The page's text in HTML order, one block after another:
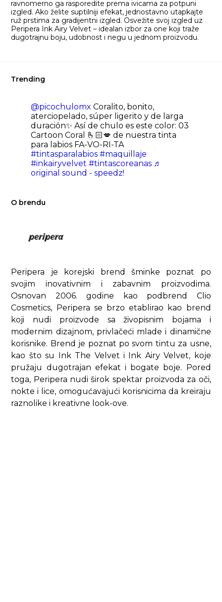
ravnomerno ga rasporedite prema ivicama za potpuni
izgled. Ako želite suptilniji efekat, jednostavno utapkajte
ruž prstima za gradijentni izgled. Osvežite svoj izgled uz
Peripera Ink Airy Velvet – idealan izbor za one koji traže
dugotrajnu boju, udobnost i negu u jednom proizvodu.
Trending
@picochulomx Coralito, bonito,
aterciopelado, súper ligerito y de larga
duración✨ Así de chulo es este color: 03
Cartoon Coral 🫰🏻💋 de nuestra tinta
para labios FA-VO-RI-TA
#tintasparalabios #maquillaje
#inkairyvelvet #tintascoreanas ♬
original sound - speedz!
O brendu
Peripera je korejski brend šminke poznat po
svojim inovativnim i zabavnim proizvodima.
Osnovan 2006. godine kao podbrend Clio
Cosmetics, Peripera se brzo etablirao kao brend
koji nudi proizvode sa živopisnim bojama i
modernim dizajnom, privlačeći mlade i dinamične
korisnike. Brend je poznat po svom tintu za usne,
kao što su Ink The Velvet i Ink Airy Velvet, koje
pružaju dugotrajan efekat i bogate boje. Pored
toga, Peripera nudi širok spektar proizvoda za oči,
nokte i lice, omogućavajući korisnicima da kreiraju
raznolike i kreativne look-ove.